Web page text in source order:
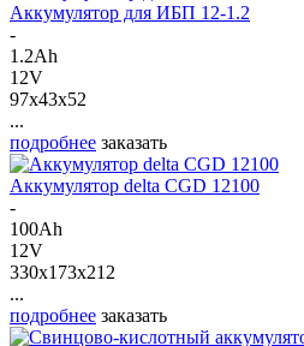
Аккумулятор для ИБП 12-1.2
-
1.2Ah
12V
97x43x52
...
подробнее заказать
Аккумулятор delta CGD 12100
-
100Ah
12V
330x173x212
...
подробнее заказать